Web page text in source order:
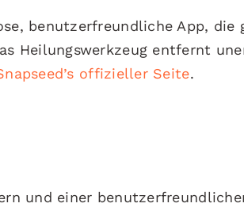
benutzerfreundliche App, die
Heilungswerkzeug entfernt
offizieller Seite.
und einer